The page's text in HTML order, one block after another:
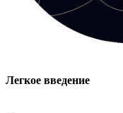
Легкое введение